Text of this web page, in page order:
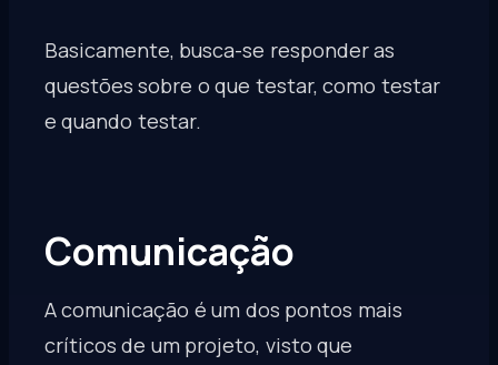
Basicamente, busca-se responder as
questões sobre o que testar, como testar
e quando testar.
Comunicação
A comunicação é um dos pontos mais
críticos de um projeto, visto que